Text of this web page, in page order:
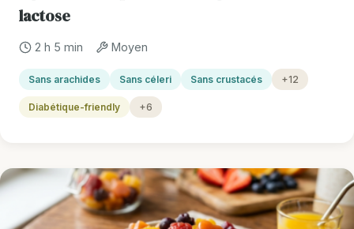
lactose
2 h 5 min Moyen
Sans arachides Sans céleri Sans crustacés +12
Diabétique-friendly +6